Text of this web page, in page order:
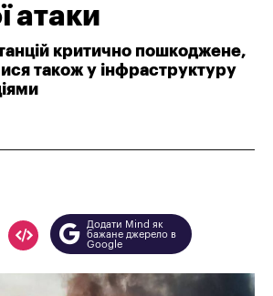
атаки
критично пошкоджене,
також у інфраструктуру
Додати Mind як
бажане джерело в
Google